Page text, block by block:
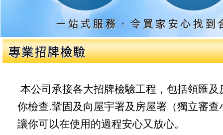
本公司承接各大招牌檢驗工程，包括領匯
你檢查.鞏固及向屋宇署及房屋署（獨立審
讓你可以在使用的過程安心又放心。